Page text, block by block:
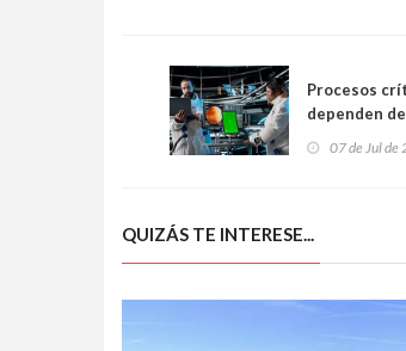
Procesos
dependen
controladas
07 de Jul de
QUIZÁS TE INTERESE...